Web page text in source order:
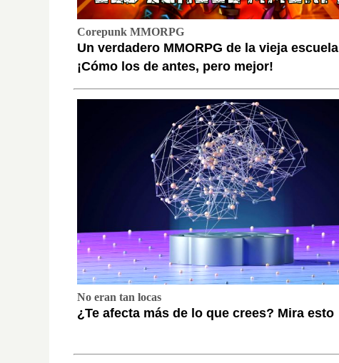
Corepunk MMORPG
Un verdadero MMORPG de la vieja escuela
¡Cómo los de antes, pero mejor!
No eran tan locas
¿Te afecta más de lo que crees? Mira esto